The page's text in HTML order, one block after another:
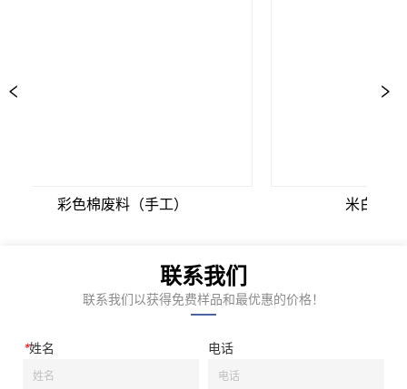
彩色棉废料（手工） 米白色
联系我们
联系我们以获得免费样品和最优惠的价格！
*姓名 电话